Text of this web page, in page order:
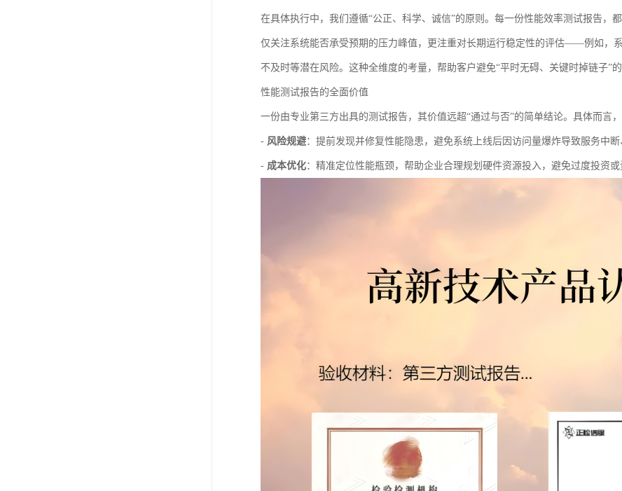
在具体执行中，我们遵循“公正、科学、诚信”的原则。每一份性能效率测试报告，
仅关注系统能否承受预期的压力峰值，更注重对长期运行稳定性的评估——例如，
不及时等潜在风险。这种全维度的考量，帮助客户避免“平时无碍、关键时掉链子”的
性能测试报告的全面价值
一份由专业第三方出具的测试报告，其价值远超“通过与否”的简单结论。具体而言
- 风险规避：提前发现并修复性能隐患，避免系统上线后因访问量爆炸导致服务中断
- 成本优化：精准定位性能瓶颈，帮助企业合理规划硬件资源投入，避免过度投资或